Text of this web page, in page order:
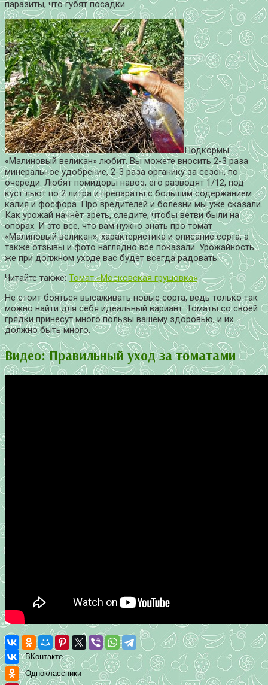
паразиты, что губят посадки.
Подкормы
«Малиновый великан» любит. Вы можете вносить 2-3 раза
минеральное удобрение, 2-3 раза органику за сезон, по
очереди. Любят помидоры навоз, его разводят 1/12, под
куст льют по 2 литра и препараты с большим содержанием
калия и фосфора. Про вредителей и болезни мы уже сказали.
Как урожай начнёт зреть, следите, чтобы ветви были на
опорах. И это все, что вам нужно знать про томат
«Малиновый великан», характеристика и описание сорта, а
также отзывы и фото наглядно все показали. Урожайность
же при должном уходе вас будет всегда радовать.
Читайте также:Томат «Московская грушовка»
Не стоит бояться высаживать новые сорта, ведь только так
можно найти для себя идеальный вариант. Томаты со своей
грядки принесут много пользы вашему здоровью, и их
должно быть много.
Видео: Правильный уход за томатами
ВКонтакте
Одноклассники